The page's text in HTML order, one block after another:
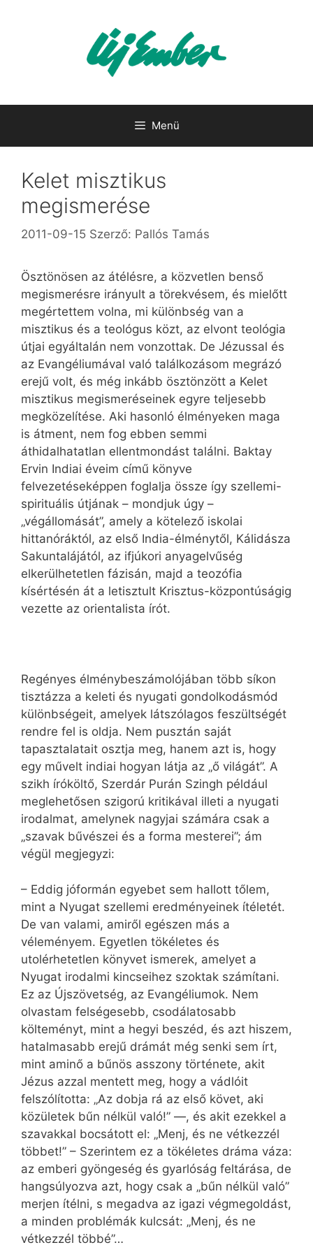
Menü
Kelet misztikus
megismerése
2011-09-15 Szerző: Pallós Tamás
Ösztönösen az átélésre, a közvetlen benső
megismerésre irányult a törekvésem, és mielőtt
megértettem volna, mi különbség van a
misztikus és a teológus közt, az elvont teológia
útjai egyáltalán nem vonzottak. De Jézussal és
az Evangéliumával való találkozásom megrázó
erejű volt, és még inkább ösztönzött a Kelet
misztikus megismeréseinek egyre teljesebb
megközelítése. Aki hasonló élményeken maga
is átment, nem fog ebben semmi
áthidalhatatlan ellentmondást találni. Baktay
Ervin Indiai éveim című könyve
felvezetéseképpen foglalja össze így szellemi-
spirituális útjának – mondjuk úgy –
„végállomását”, amely a kötelező iskolai
hittanóráktól, az első India-élménytől, Kálidásza
Sakuntalájától, az ifjúkori anyagelvűség
elkerülhetetlen fázisán, majd a teozófia
kísértésén át a letisztult Krisztus-központúságig
vezette az orientalista írót.
Regényes élménybeszámolójában több síkon
tisztázza a keleti és nyugati gondolkodásmód
különbségeit, amelyek látszólagos feszültségét
rendre fel is oldja. Nem pusztán saját
tapasztalatait osztja meg, hanem azt is, hogy
egy művelt indiai hogyan látja az „ő világát”. A
szikh íróköltő, Szerdár Purán Szingh például
meglehetősen szigorú kritikával illeti a nyugati
irodalmat, amelynek nagyjai számára csak a
„szavak bűvészei és a forma mesterei”; ám
végül megjegyzi:
– Eddig jóformán egyebet sem hallott tőlem,
mint a Nyugat szellemi eredményeinek ítéletét.
De van valami, amiről egészen más a
véleményem. Egyetlen tökéletes és
utolérhetetlen könyvet ismerek, amelyet a
Nyugat irodalmi kincseihez szoktak számítani.
Ez az Újszövetség, az Evangéliumok. Nem
olvastam felségesebb, csodálatosabb
költeményt, mint a hegyi beszéd, és azt hiszem,
hatalmasabb erejű drámát még senki sem írt,
mint aminő a bűnös asszony története, akit
Jézus azzal mentett meg, hogy a vádlóit
felszólította: „Az dobja rá az első követ, aki
közületek bűn nélkül való!” —, és akit ezekkel a
szavakkal bocsátott el: „Menj, és ne vétkezzél
többet!” – Szerintem ez a tökéletes dráma váza:
az emberi gyöngeség és gyarlóság feltárása, de
hangsúlyozva azt, hogy csak a „bűn nélkül való”
merjen ítélni, s megadva az igazi végmegoldást,
a minden problémák kulcsát: „Menj, és ne
vétkezzél többé”…